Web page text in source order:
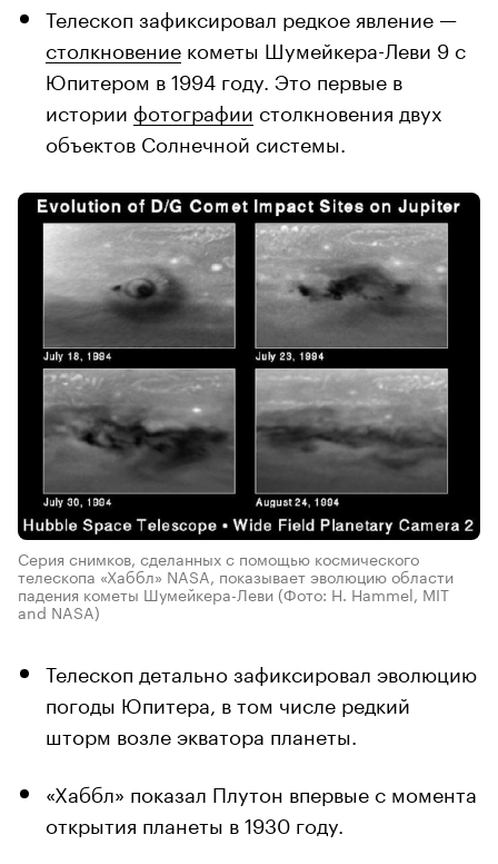
Телескоп зафиксировал редкое явление —
столкновение кометы Шумейкера-Леви 9 с
Юпитером в 1994 году. Это первые в
истории фотографии столкновения двух
объектов Солнечной системы.
Серия снимков, сделанных с помощью космического
телескопа «Хаббл» NASA, показывает эволюцию области
падения кометы Шумейкера-Леви (Фото: H. Hammel, MIT
and NASA)
Телескоп детально зафиксировал эволюцию
погоды Юпитера, в том числе редкий
шторм возле экватора планеты.
«Хаббл» показал Плутон впервые с момента
открытия планеты в 1930 году.